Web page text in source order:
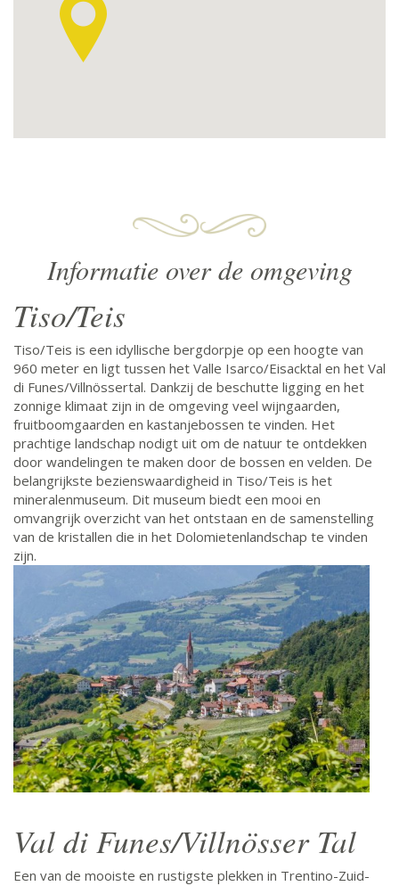
Informatie over de omgeving
Tiso/Teis
Tiso/Teis is een idyllische bergdorpje op een hoogte van
960 meter en ligt tussen het Valle Isarco/Eisacktal en het Val
di Funes/Villnössertal. Dankzij de beschutte ligging en het
zonnige klimaat zijn in de omgeving veel wijngaarden,
fruitboomgaarden en kastanjebossen te vinden. Het
prachtige landschap nodigt uit om de natuur te ontdekken
door wandelingen te maken door de bossen en velden. De
belangrijkste bezienswaardigheid in Tiso/Teis is het
mineralenmuseum. Dit museum biedt een mooi en
omvangrijk overzicht van het ontstaan en de samenstelling
van de kristallen die in het Dolomietenlandschap te vinden
zijn.
Val di Funes/Villnösser Tal
Een van de mooiste en rustigste plekken in Trentino-Zuid-